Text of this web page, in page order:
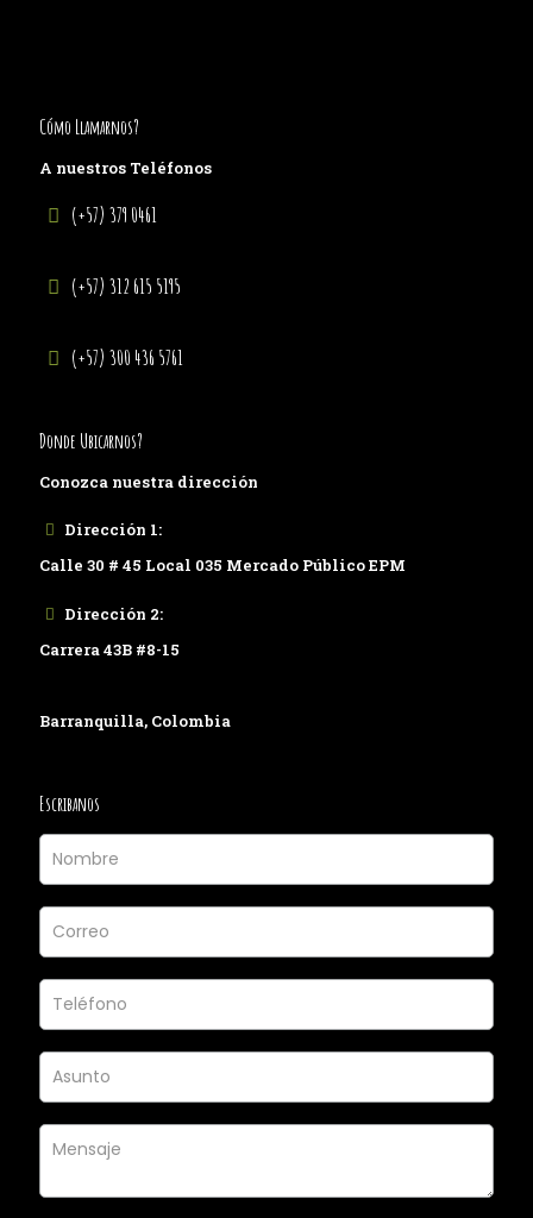
Cómo Llamarnos?
A nuestros Teléfonos
(+57) 379 0461
(+57) 312 615 5195
(+57) 300 436 5761
Donde Ubicarnos?
Conozca nuestra dirección
Dirección 1:
Calle 30 # 45 Local 035 Mercado Público EPM
Dirección 2:
Carrera 43B #8-15
Barranquilla, Colombia
Escribanos